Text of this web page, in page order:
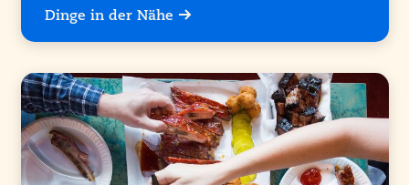
Dinge in der Nähe